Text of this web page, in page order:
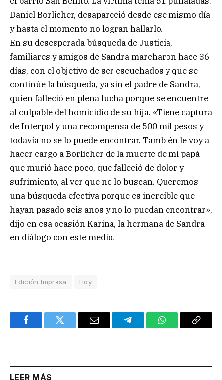
Daniel Borlicher, desapareció desde ese mismo día
y hasta el momento no logran hallarlo.
En su desesperada búsqueda de Justicia,
familiares y amigos de Sandra marcharon hace 36
días, con el objetivo de ser escuchados y que se
continúe la búsqueda, ya sin el padre de Sandra,
quien falleció en plena lucha porque se encuentre
al culpable del homicidio de su hija. «Tiene captura
de Interpol y una recompensa de 500 mil pesos y
todavía no se lo puede encontrar. También le voy a
hacer cargo a Borlicher de la muerte de mi papá
que murió hace poco, que falleció de dolor y
sufrimiento, al ver que no lo buscan. Queremos
una búsqueda efectiva porque es increíble que
hayan pasado seis años y no lo puedan encontrar»,
dijo en esa ocasión Karina, la hermana de Sandra
en diálogo con este medio.
Edición Impresa Hoy
FacebookTwitter Email TelegramWhatsAppCopy
LEER MÁS